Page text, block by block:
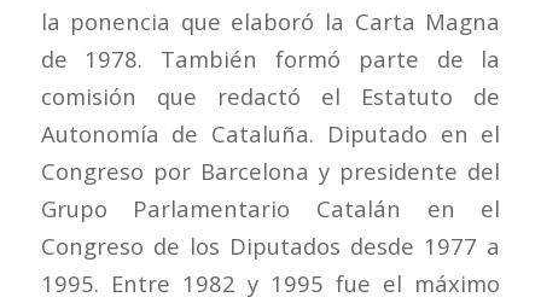
la ponencia que elaboró la Carta Magna
de 1978. También formó parte de la
comisión que redactó el Estatuto de
Autonomía de Cataluña. Diputado en el
Congreso por Barcelona y presidente del
Grupo Parlamentario Catalán en el
Congreso de los Diputados desde 1977 a
1995. Entre 1982 y 1995 fue el máximo